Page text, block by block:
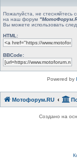
Пожалуйста, не стесняйтесь
на наш форум
Вы можете использовать
HTML:
BBCode:
Powered by
Мотофорум.RU
Создано на